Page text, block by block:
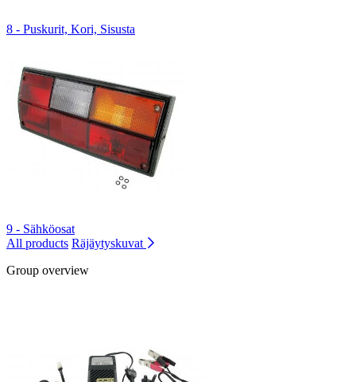
8 - Puskurit, Kori, Sisusta
9 - Sähköosat
All products Räjäytyskuvat
Group overview